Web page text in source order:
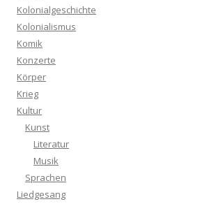
Kolonialgeschichte
Kolonialismus
Komik
Konzerte
Körper
Krieg
Kultur
Kunst
Literatur
Musik
Sprachen
Liedgesang